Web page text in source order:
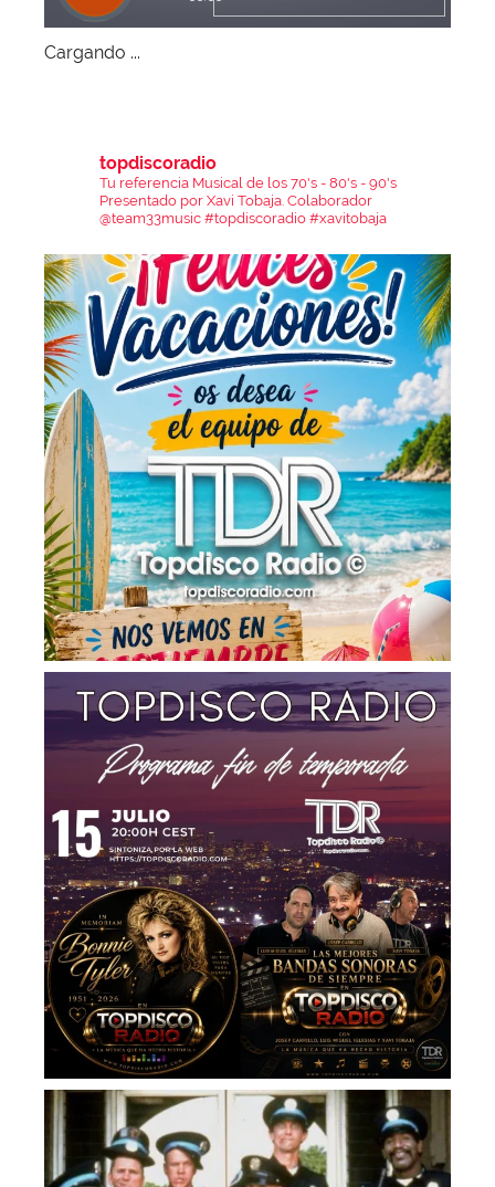
Cargando ...
topdiscoradio
Tu referencia Musical de los 70's - 80's - 90's
Presentado por Xavi Tobaja. Colaborador
@team33music #topdiscoradio #xavitobaja